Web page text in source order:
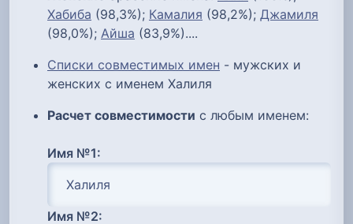
Хабиба (98,3%); Камалия (98,2%); Джамиля
(98,0%); Айша (83,9%)....
Списки совместимых имен - мужских и
женских с именем Халиля
Расчет совместимости с любым именем:
Имя №1:
Имя №2: